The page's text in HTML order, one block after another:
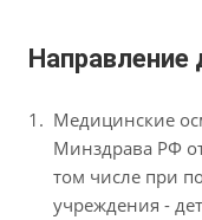
Направление
Медицинские
Минздрава РФ
том числе при
учреждения -